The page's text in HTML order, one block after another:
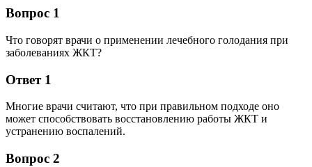
Вопрос 1
Что говорят врачи о применении лечебного голодания при
заболеваниях ЖКТ?
Ответ 1
Многие врачи считают, что при правильном подходе оно
может способствовать восстановлению работы ЖКТ и
устранению воспалений.
Вопрос 2